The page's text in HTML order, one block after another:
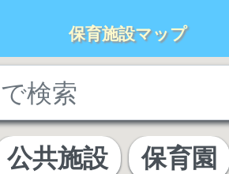
保育施設マップ
公共施設 保育園